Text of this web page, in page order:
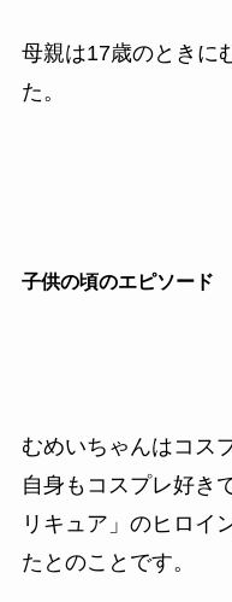
母親は17歳のときに
た。
子供の頃のエピソード
むめいちゃんはコス
自身もコスプレ好き
リキュア」のヒロイ
たとのことです。